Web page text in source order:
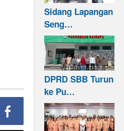
Sidang Lapangan
Seng…
DPRD SBB Turun
ke Pu…